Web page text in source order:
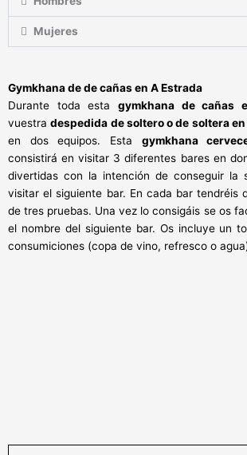
Mujeres
Gymkhana dede cañas en A Estrada
Durante toda esta gymkhana de cañas
vuestradespedida de soltero o de soltera en
en dos equipos. Esta gymkhana
consistirá en visitar 3 diferentes bares en
divertidas con la intención de conseguir la
visitar el siguiente bar. En cada bar tendréis
de tres pruebas. Una vez lo consigáis se os
el nombre del siguiente bar. Os incluye un
consumiciones (copa de vino, refresco o